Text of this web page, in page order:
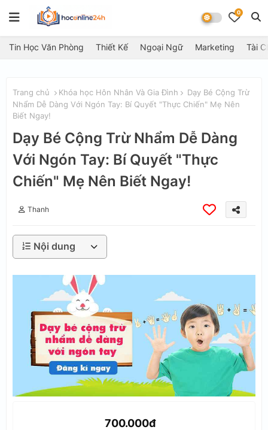
0
Tin Học Văn Phòng Thiết Kế Ngoại Ngữ Marketing Tài
Trang chủ Khóa học Hôn Nhân Và Gia Đình
Dạy Bé Cộng Trừ
Nhẩm Dễ Dàng Với Ngón Tay: Bí Quyết "Thực Chiến" Mẹ Nên
Biết Ngay!
Dạy Bé Cộng Trừ Nhẩm Dễ Dàng
Với Ngón Tay: Bí Quyết "Thực
Chiến" Mẹ Nên Biết Ngay!
Thanh
Nội dung
700.000đ